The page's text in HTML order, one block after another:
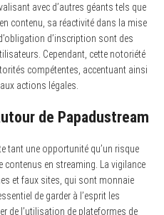
avec d’autres géants tels que
contenu, sa réactivité dans la mise
d’inscription sont des
Cependant, cette notoriété
compétentes, accentuant ainsi
actions légales.
de Papadustream
tant une opportunité qu’un risque
contenus en streaming. La vigilance
et faux sites, qui sont monnaie
de garder à l’esprit les
de l’utilisation de plateformes de